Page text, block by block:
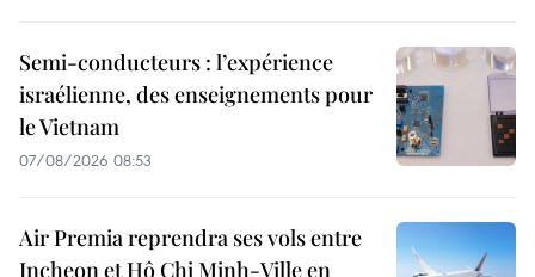
Semi-conducteurs : l’expérience
israélienne, des enseignements pour
le Vietnam
07/08/2026 08:53
Air Premia reprendra ses vols entre
Incheon et Hô Chi Minh-Ville en